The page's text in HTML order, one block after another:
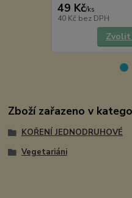
49 Kč/ks
40 Kč bez DPH
Zboží zařazeno v
KOŘENÍ JEDNODRUHOVÉ
Vegetariáni